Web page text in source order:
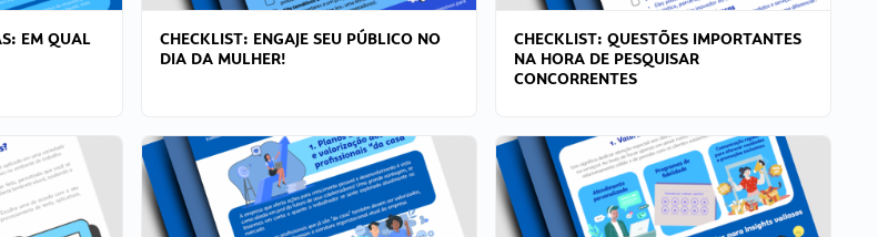
EM QUAL
CHECKLIST: ENGAJE SEU PÚBLICO NO
DIA DA MULHER!
CHECKLIST: QUESTÕES IMPORTANTES
NA HORA DE PESQUISAR
CONCORRENTES